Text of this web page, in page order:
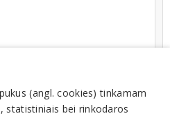
(angl. cookies) tinkamam
statistiniais bei rinkodaros